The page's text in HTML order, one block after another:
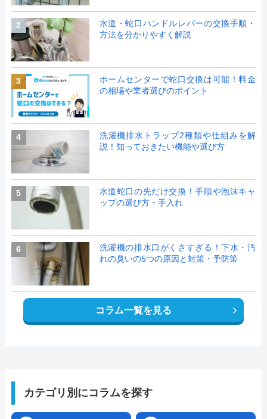
2
水道・蛇口ハンドルレバーの交換手順・
方法を分かりやすく解説
3
ホームセンターで蛇口交換は可能！料金
の相場や業者選びのポイント
4
洗濯機排水トラップ2種類や仕組みを解
説！知っておきたい機能や選び方
5
水道蛇口の先だけ交換！手順や泡沫キャ
ップの選び方・手入れ
6
洗濯機の排水口がくさすぎる！下水・汚
れの臭いの5つの原因と対策・予防策
コラム一覧を見る
カテゴリ別にコラムを探す